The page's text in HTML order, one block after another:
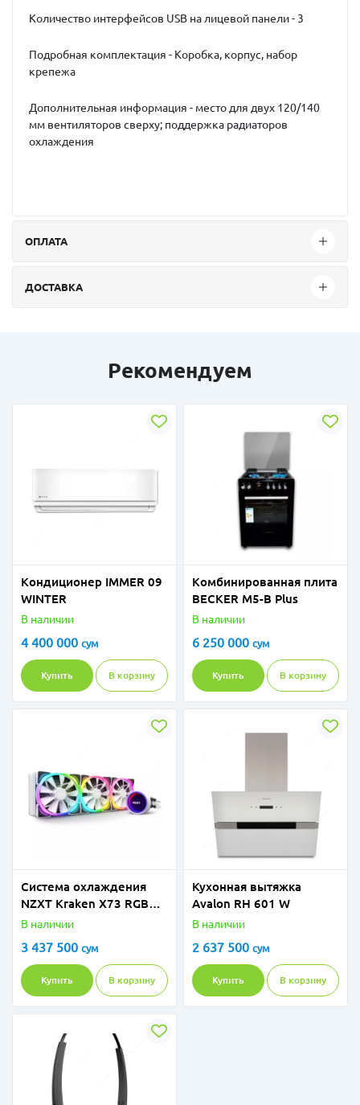
Количество интерфейсов USB на лицевой панели - 3
Подробная комплектация - Коробка, корпус, набор
крепежа
Дополнительная информация - место для двух 120/140
мм вентиляторов сверху; поддержка радиаторов
охлаждения
ОПЛАТА
ДОСТАВКА
Рекомендуем
Кондиционер IMMER 09
WINTER
В наличии
4 400 000 сум
Купить В корзину
Комбинированная плита
BECKER M5-B Plus
В наличии
6 250 000 сум
Купить В корзину
Система охлаждения
NZXT Kraken X73 RGB
RL-KRX73-RW White (LGA
В наличии
3 437 500 сум
Купить В корзину
Кухонная вытяжка
Avalon RH 601 W
В наличии
2 637 500 сум
Купить В корзину